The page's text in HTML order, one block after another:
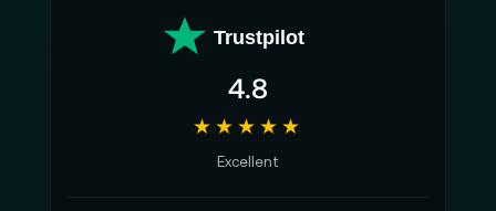
Trustpilot
4.8
★★★★★
Excellent